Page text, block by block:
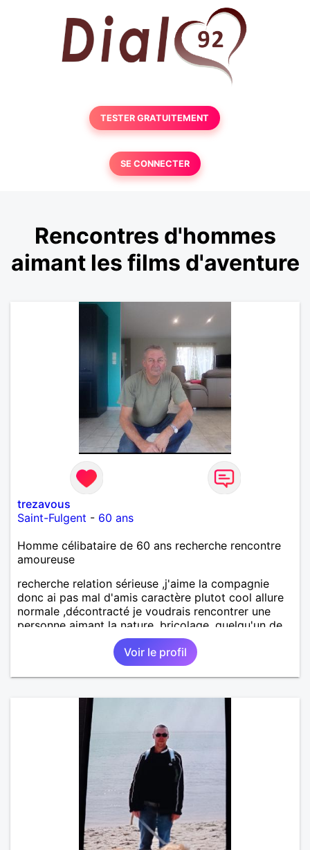
TESTER GRATUITEMENT
SE CONNECTER
Rencontres d'hommes
aimant les films d'aventure
trezavous
Saint-Fulgent - 60 ans
Homme célibataire de 60 ans recherche rencontre
amoureuse
recherche relation sérieuse ,j'aime la compagnie
donc ai pas mal d'amis caractère plutot cool allure
normale ,décontracté je voudrais rencontrer une
personne aimant la nature ,bricolage ,quelqu'un de
simple et naturel à vos claviers mesdames
Voir le profil